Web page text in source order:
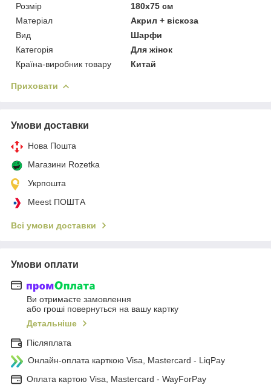
Розмір
180х75 см
Матеріал
Акрил + віскоза
Вид
Шарфи
Категорія
Для жінок
Країна-виробник товару
Китай
Приховати
Умови доставки
Нова Пошта
Магазини Rozetka
Укрпошта
Meest ПОШТА
Всі умови доставки
Умови оплати
Ви отримаєте замовлення
або гроші повернуться на вашу картку
Детальніше
Післяплата
Онлайн-оплата карткою Visa, Mastercard - LiqPay
Оплата картою Visa, Mastercard - WayForPay